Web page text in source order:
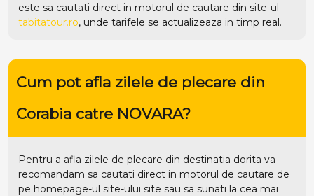
este sa cautati direct in motorul de cautare din site-ul
tabitatour.ro, unde tarifele se actualizeaza in timp real.
Cum pot afla zilele de plecare din
Corabia catre NOVARA?
Pentru a afla zilele de plecare din destinatia dorita va
recomandam sa cautati direct in motorul de cautare de
pe homepage-ul site-ului site sau sa sunati la cea mai